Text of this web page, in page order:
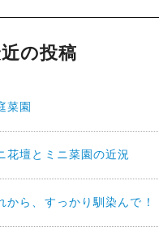
の投稿
菜園
花壇とミニ菜園の近況
から、すっかり馴染んで！